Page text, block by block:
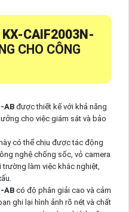
KX-CAIF2003N-
CHO CÔNG
AB được thiết kế với khả năng
cho việc giám sát và bảo
có thể chịu được tác động
nghệ chống sốc, vỏ camera
làm việc khắc nghiệt,
AB có độ phân giải cao và cảm
ghi lại hình ảnh rõ nét và chất